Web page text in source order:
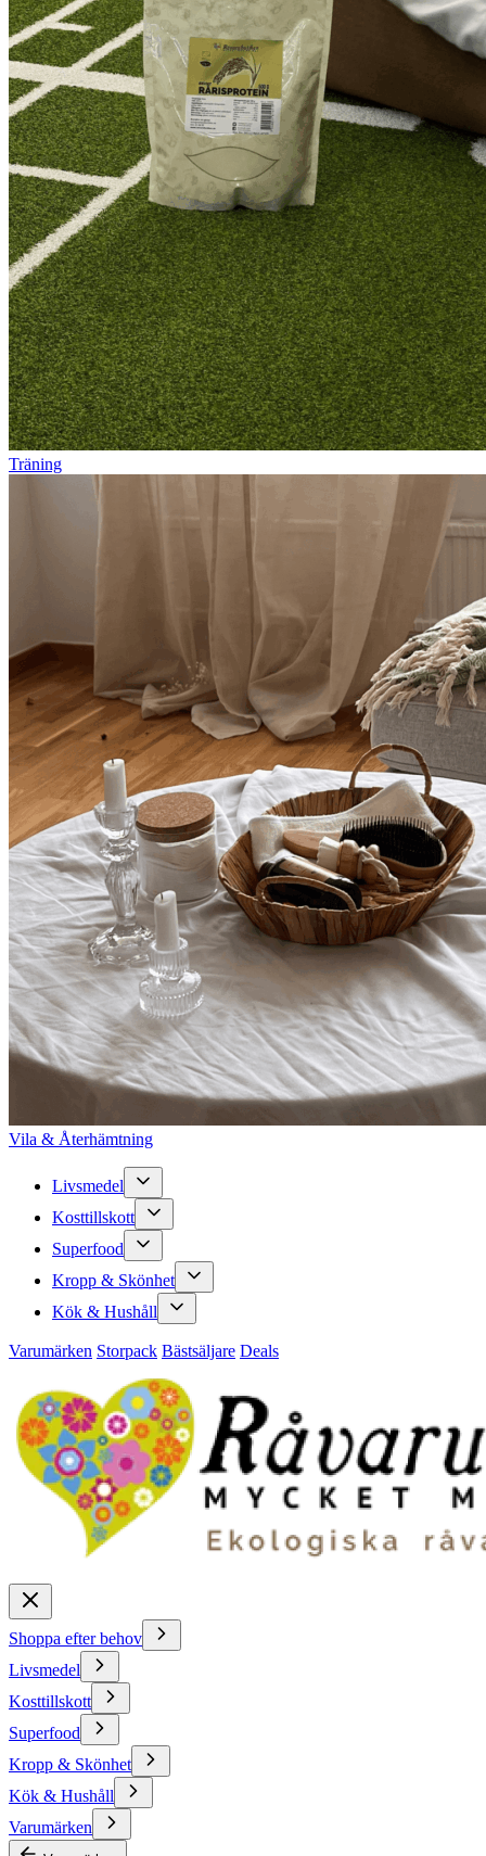
Träning
Vila & Återhämtning
Livsmedel
Kosttillskott
Superfood
Kropp & Skönhet
Kök & Hushåll
Varumärken Storpack Bästsäljare Deals
Shoppa efter behov
Livsmedel
Kosttillskott
Superfood
Kropp & Skönhet
Kök & Hushåll
Varumärken